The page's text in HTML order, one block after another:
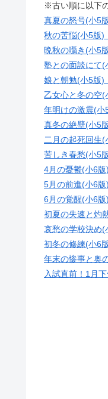
※古い順に以下
真夏の怒号(小5
秋の苦悩(小5版
晩秋の囁き(小5
塾との面談にて
娘と朝勉(小5版
乙女心と冬の空
年明けの激震(
真冬の絶壁(小5
二月の起死回生
苦しき春愁(小5
4月の憂鬱(小6
5月の前進(小6
6月の覚醒(小6
初夏の失速と灼
哀愁の学校決め
初冬の修練(小6
年末の惨事と奥
入試直前！1月